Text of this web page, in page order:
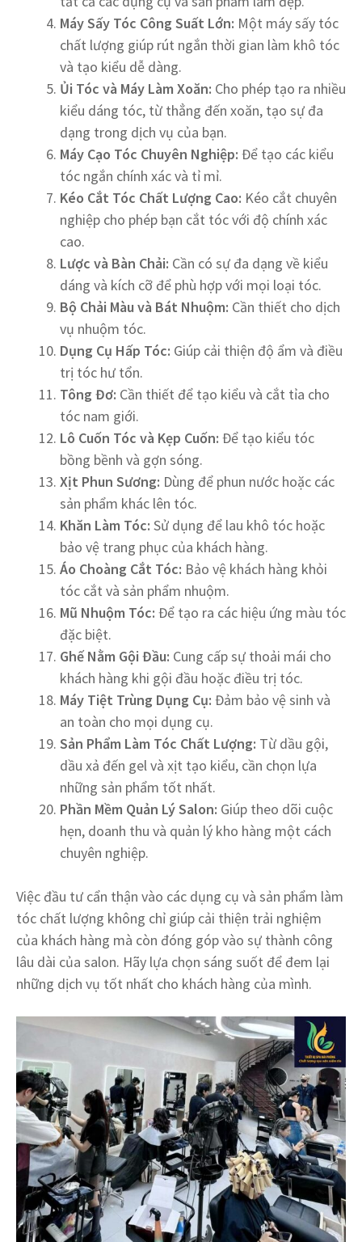
Máy Sấy Tóc Công Suất Lớn: Một máy sấy tóc
chất lượng giúp rút ngắn thời gian làm khô tóc
và tạo kiểu dễ dàng.
Ủi Tóc và Máy Làm Xoăn: Cho phép tạo ra nhiều
kiểu dáng tóc, từ thẳng đến xoăn, tạo sự đa
dạng trong dịch vụ của bạn.
Máy Cạo Tóc Chuyên Nghiệp: Để tạo các kiểu
tóc ngắn chính xác và tỉ mỉ.
Kéo Cắt Tóc Chất Lượng Cao: Kéo cắt chuyên
nghiệp cho phép bạn cắt tóc với độ chính xác
cao.
Lược và Bàn Chải: Cần có sự đa dạng về kiểu
dáng và kích cỡ để phù hợp với mọi loại tóc.
Bộ Chải Màu và Bát Nhuộm: Cần thiết cho dịch
vụ nhuộm tóc.
Dụng Cụ Hấp Tóc: Giúp cải thiện độ ẩm và điều
trị tóc hư tổn.
Tông Đơ: Cần thiết để tạo kiểu và cắt tỉa cho
tóc nam giới.
Lô Cuốn Tóc và Kẹp Cuốn: Để tạo kiểu tóc
bồng bềnh và gợn sóng.
Xịt Phun Sương: Dùng để phun nước hoặc các
sản phẩm khác lên tóc.
Khăn Làm Tóc: Sử dụng để lau khô tóc hoặc
bảo vệ trang phục của khách hàng.
Áo Choàng Cắt Tóc: Bảo vệ khách hàng khỏi
tóc cắt và sản phẩm nhuộm.
Mũ Nhuộm Tóc: Để tạo ra các hiệu ứng màu tóc
đặc biệt.
Ghế Nằm Gội Đầu: Cung cấp sự thoải mái cho
khách hàng khi gội đầu hoặc điều trị tóc.
Máy Tiệt Trùng Dụng Cụ: Đảm bảo vệ sinh và
an toàn cho mọi dụng cụ.
Sản Phẩm Làm Tóc Chất Lượng: Từ dầu gội,
dầu xả đến gel và xịt tạo kiểu, cần chọn lựa
những sản phẩm tốt nhất.
Phần Mềm Quản Lý Salon: Giúp theo dõi cuộc
hẹn, doanh thu và quản lý kho hàng một cách
chuyên nghiệp.
Việc đầu tư cẩn thận vào các dụng cụ và sản phẩm làm
tóc chất lượng không chỉ giúp cải thiện trải nghiệm
của khách hàng mà còn đóng góp vào sự thành công
lâu dài của salon. Hãy lựa chọn sáng suốt để đem lại
những dịch vụ tốt nhất cho khách hàng của mình.